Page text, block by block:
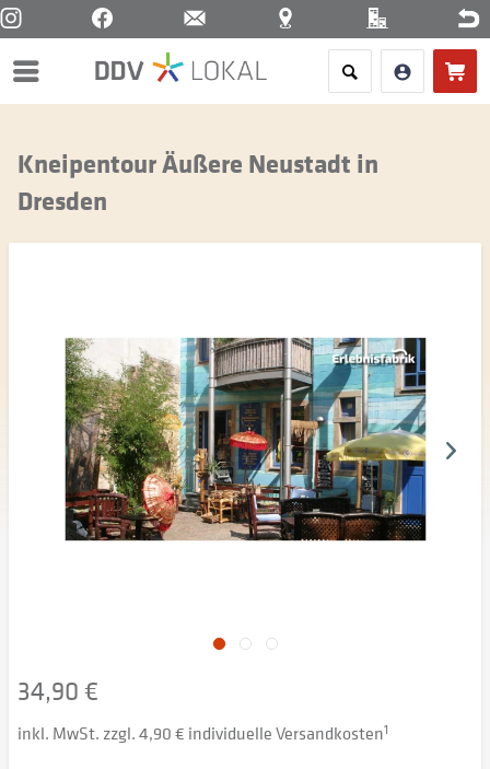
Menü
Kneipentour Äußere Neustadt in
Dresden
34,90 €
inkl. MwSt. zzgl. 4,90 € individuelle Versandkosten1